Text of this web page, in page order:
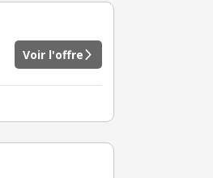
Voir l'offre